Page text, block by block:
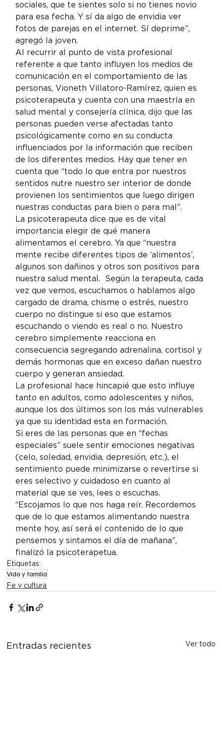
sociales, que te sientes solo si no tienes novio
para esa fecha. Y sí da algo de envidia ver
fotos de parejas en el internet. Sí deprime”,
agregó la joven.
Al recurrir al punto de vista profesional
referente a que tanto influyen los medios de
comunicación en el comportamiento de las
personas, Vioneth Villatoro-Ramírez, quien es
psicoterapeuta y cuenta con una maestría en
salud mental y consejería clínica, dijo que las
personas pueden verse afectadas tanto
psicológicamente como en su conducta
influenciados por la información que reciben
de los diferentes medios. Hay que tener en
cuenta que “todo lo que entra por nuestros
sentidos nutre nuestro ser interior de donde
provienen los sentimientos que luego dirigen
nuestras conductas para bien o para mal”.
La psicoterapeuta dice que es de vital
importancia elegir de qué manera
alimentamos el cerebro. Ya que “nuestra
mente recibe diferentes tipos de ‘alimentos’,
algunos son dañinos y otros son positivos para
nuestra salud mental.  Según la terapeuta, cada
vez que vemos, escuchamos o hablamos algo
cargado de drama, chisme o estrés, nuestro
cuerpo no distingue si eso que estamos
escuchando o viendo es real o no. Nuestro
cerebro simplemente reacciona en
consecuencia segregando adrenalina, cortisol y
demás hormonas que en exceso dañan nuestro
cuerpo y generan ansiedad.
La profesional hace hincapié que esto influye
tanto en adultos, como adolescentes y niños,
aunque los dos últimos son los más vulnerables
ya que su identidad esta en formación.
Si eres de las personas que en “fechas
especiales” suele sentir emociones negativas
(celo, soledad, envidia, depresión, etc.), el
sentimiento puede minimizarse o revertirse si
eres selectivo y cuidadoso en cuanto al
material que se ves, lees o escuchas.
“Escojamos lo que nos haga reír. Recordemos
que de lo que estamos alimentando nuestra
mente hoy, así será el contenido de lo que
pensemos y sintamos el día de mañana”,
finalizó la psicoterapetua.
Etiquetas:
Vida y familia
Fe y cultura
Entradas recientes Ver todo